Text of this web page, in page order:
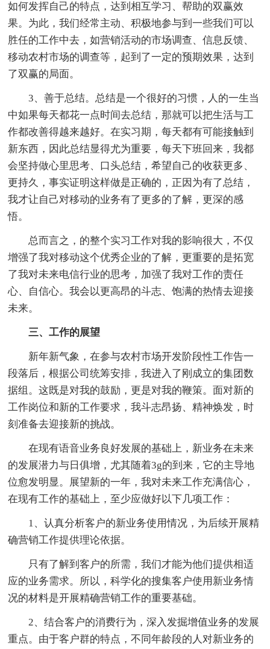
如何发挥自己的特点，达到相互学习、帮助的双赢效
果。为此，我们经常主动、积极地参与到一些我们可以
胜任的工作中去，如营销活动的市场调查、信息反馈、
移动农村市场的调查等，起到了一定的预期效果，达到
了双赢的局面。
3、善于总结。总结是一个很好的习惯，人的一生当
中如果每天都花一点时间去总结，那就可以把生活与工
作都改善得越来越好。在实习期，每天都有可能接触到
新东西，因此总结显得尤为重要，每天下班回来，我都
会坚持做心里思考、口头总结，希望自己的收获更多、
更持久，事实证明这样做是正确的，正因为有了总结，
我才让自己对移动的业务有了更多的了解，更深的感
悟。
总而言之，的整个实习工作对我的影响很大，不仅
增强了我对移动这个优秀企业的了解，更重要的是拓宽
了我对未来电信行业的思考，加强了我对工作的责任
心、自信心。我会以更高昂的斗志、饱满的热情去迎接
未来。
三、工作的展望
新年新气象，在参与农村市场开发阶段性工作告一
段落后，根据公司统筹安排，我进入了刚成立的集团数
据组。这既是对我的鼓励，更是对我的鞭策。面对新的
工作岗位和新的工作要求，我斗志昂扬、精神焕发，时
刻准备去迎接新的挑战。
在现有语音业务良好发展的基础上，新业务在未来
的发展潜力与日俱增，尤其随着3g的到来，它的主导地
位愈发明显。展望新的一年，我对未来工作充满信心，
在现有工作的基础上，至少应做好以下几项工作：
1、认真分析客户的新业务使用情况，为后续开展精
确营销工作提供理论依据。
只有了解到客户的所需，我们才能为他们提供相适
应的业务需求。所以，科学化的搜集客户使用新业务情
况的材料是开展精确营销工作的重要基础。
2、结合客户的消费行为，深入发掘增值业务的发展
重点。由于客户群的特点，不同年龄段的人对新业务的